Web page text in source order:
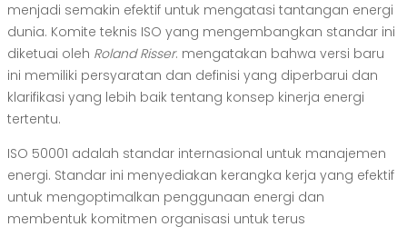
menjadi semakin efektif untuk mengatasi tantangan energi
dunia. Komite teknis ISO yang mengembangkan standar ini
diketuai oleh Roland Risser. mengatakan bahwa versi baru
ini memiliki persyaratan dan definisi yang diperbarui dan
klarifikasi yang lebih baik tentang konsep kinerja energi
tertentu.
ISO 50001 adalah standar internasional untuk manajemen
energi. Standar ini menyediakan kerangka kerja yang efektif
untuk mengoptimalkan penggunaan energi dan
membentuk komitmen organisasi untuk terus